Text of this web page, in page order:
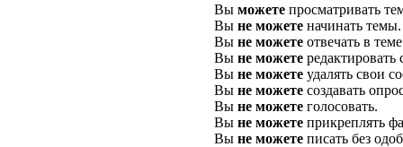
Вы можете просматривать
Вы не можете начинать темы.
Вы не можете отвечать в
Вы не можете
Вы не можете удалять свои
Вы не можете создавать
Вы не можете голосовать.
Вы не можете прикреплять
Вы не можете писать без